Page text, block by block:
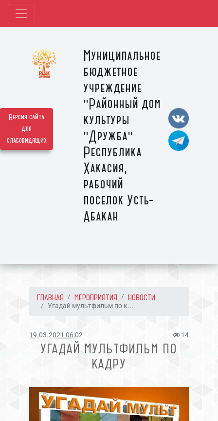
Версия сайта
для
слабовидящих
Муниципальное
бюджетное
учреждение
"Районный дом
культуры
"Дружба"
Республика
Хакасия,
рабочий
поселок Усть-
Абакан
ГЛАВНАЯ МЕРОПРИЯТИЯ НОВОСТИ
Угадай мультфильм по к...
19.03.2021 06:02 14
УГАДАЙ МУЛЬТФИЛЬМ ПО
КАДРУ